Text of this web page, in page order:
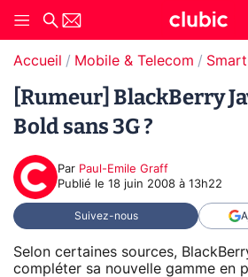
Accueil Mobile & Telecom
[Rumeur] BlackBerry
Bold sans 3G ?
Par Paul-Emile Graff
Publié le 18 juin 2008 à 13h22
Suivez-nous
Selon certaines sources,
compléter sa nouvelle gamme en